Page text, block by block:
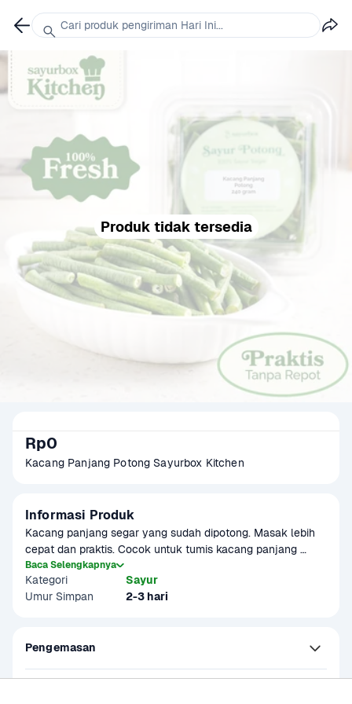
Produk tidak tersedia
Rp0
Kacang Panjang Potong Sayurbox Kitchen
Informasi Produk
Kacang panjang segar yang sudah dipotong. Masak lebih
cepat dan praktis. Cocok untuk tumis kacang panjang
pedas, gulai kacang panjang, tumis tempe kacang panjang,
tumis tahu kacang panjang, dan lain-lain.
Baca Selengkapnya
Kategori
Sayur
Umur Simpan
2-3 hari
Pengemasan
Cari produk pengiriman Hari Ini...